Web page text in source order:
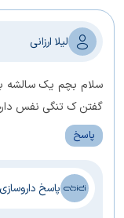
لیلا ارزانی
سلام بچم یک سالشه
گفتن ک تنگی نفس
پاسخ
پاسخ